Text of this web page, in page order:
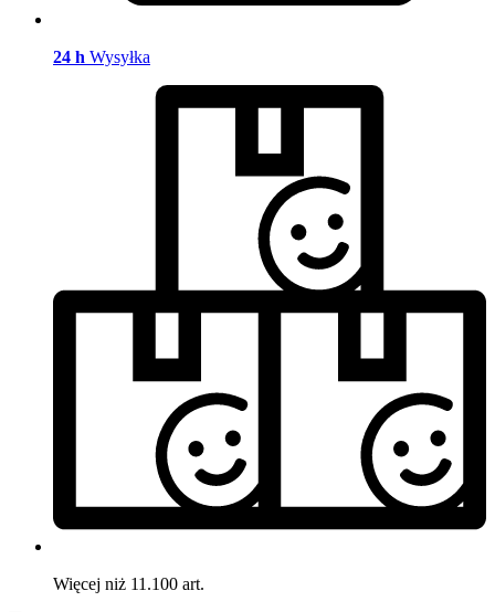
24 h Wysyłka
Więcej niż 11.100 art.